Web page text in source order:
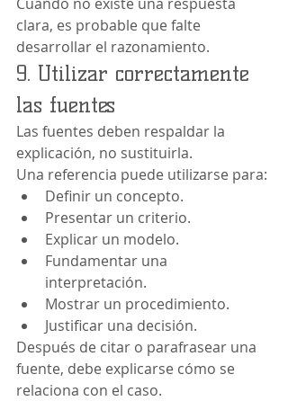
clara, es probable que falte
desarrollar el razonamiento.
9. Utilizar correctamente
las fuentes
Las fuentes deben respaldar la
explicación, no sustituirla.
Una referencia puede utilizarse para:
Definir un concepto.
Presentar un criterio.
Explicar un modelo.
Fundamentar una
interpretación.
Mostrar un procedimiento.
Justificar una decisión.
Después de citar o parafrasear una
fuente, debe explicarse cómo se
relaciona con el caso.